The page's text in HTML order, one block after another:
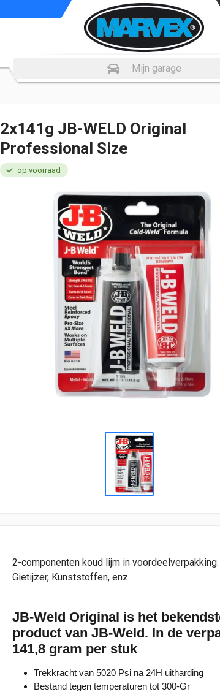
Mijn garage
2x141g JB-WELD Original
Professional Size
op voorraad
2-componenten koud lijm in
Gietijzer, Kunststoffen, enz
JB-Weld Original is het
product van JB-Weld. In de
141,8 gram per stuk
Trekkracht van 5020 Psi na 24H uitharding
Bestand tegen temperaturen tot 300-Gr